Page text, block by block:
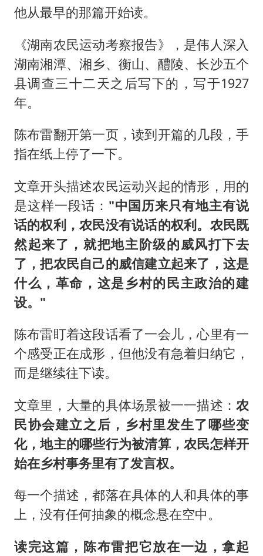
他从最早的那篇开始读。
《湖南农民运动考察报告》，是伟人深入
湖南湘潭、湘乡、衡山、醴陵、长沙五个
县调查三十二天之后写下的，写于1927
年。
陈布雷翻开第一页，读到开篇的几段，手
指在纸上停了一下。
文章开头描述农民运动兴起的情形，用的
是这样一段话： "中国历来只有地主有说
话的权利，农民没有说话的权利。农民既
然起来了，就把地主阶级的威风打下去
了，把农民自己的威信建立起来了，这是
什么，革命，这是乡村的民主政治的建
设。"
陈布雷盯着这段话看了一会儿，心里有一
个感受正在成形，但他没有急着归纳它，
而是继续往下读。
文章里，大量的具体场景被一一描述：农
民协会建立之后，乡村里发生了哪些变
化，地主的哪些行为被清算，农民怎样开
始在乡村事务里有了发言权。
每一个描述，都落在具体的人和具体的事
上，没有任何抽象的概念悬在空中。
读完这篇，陈布雷把它放在一边，拿起